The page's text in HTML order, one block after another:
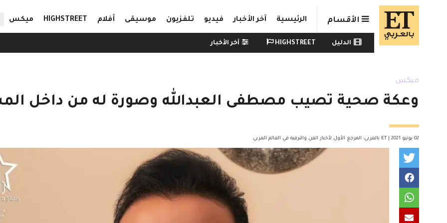
Skip to main content
الأقسام الرئيسية آخر الأخبار فيديو تلفزيون موسيقى أفلام HIGHSTREET ميكس
Watch menu
الدليل HIGHSTREET آخر الأخبار
ميكس
وعكة صحية تصيب مصطفى العبدالله وصورة له من داخل
02 يونيو 2021 | ET بالعربي: المرجع الأول لأخبار الفن والترفيه في العالم العربي